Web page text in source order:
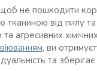
не пошкодити
тканиною від пилу
агресивних
, ви
та